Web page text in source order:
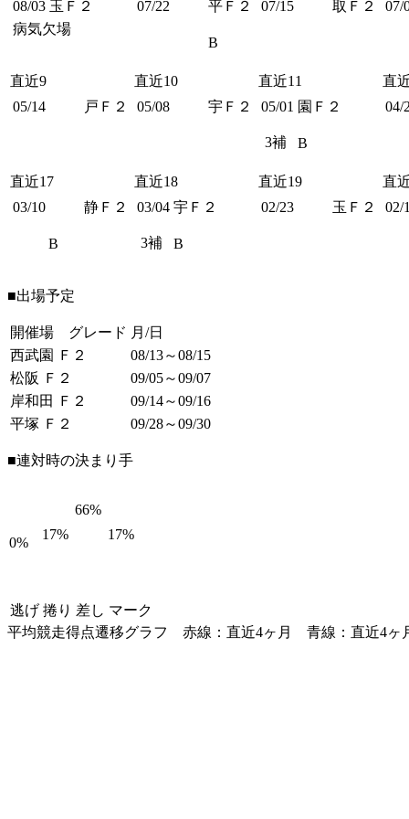
08/03 玉Ｆ２
病気欠場
07/22 平Ｆ２
B
07/15 取Ｆ２ 07/
直近9 直近10 直近11
直
05/14
戸Ｆ２ 05/08 宇Ｆ２ 05/01 園Ｆ２
3補 B
04/
直近17 直近18 直近19
直
03/10
静Ｆ２
B
03/04 宇Ｆ２
3補 B
02/23 玉Ｆ２ 02/
■出場予定
開催場 グレード 月/日
西武園 Ｆ２
08/13～08/15
松阪 Ｆ２
09/05～09/07
岸和田 Ｆ２
09/14～09/16
平塚 Ｆ２
09/28～09/30
■連対時の決まり手
0%
17%
66%
17%
逃げ 捲り 差し マーク
平均競走得点遷移グラフ 赤線：直近4ヶ月 青線：直近4ヶ